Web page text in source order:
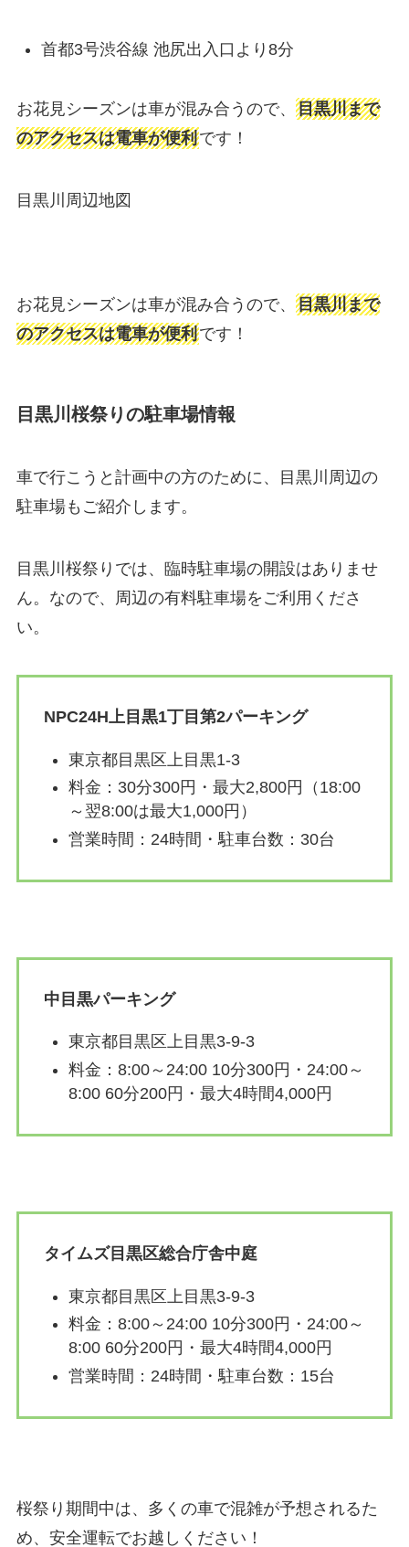
首都3号渋谷線 池尻出入口より8分
お花見シーズンは車が混み合うので、 目黒川まで
のアクセスは電車が便利です！
目黒川周辺地図
お花見シーズンは車が混み合うので、 目黒川まで
のアクセスは電車が便利です！
目黒川桜祭りの駐車場情報
車で行こうと計画中の方のために、目黒川周辺の
駐車場もご紹介します。
目黒川桜祭りでは、臨時駐車場の開設はありませ
ん。なので、周辺の有料駐車場をご利用くださ
い。
NPC24H上目黒1丁目第2パーキング
東京都目黒区上目黒1-3
料金：30分300円・最大2,800円（18:00
～翌8:00は最大1,000円）
営業時間：24時間・駐車台数：30台
中目黒パーキング
東京都目黒区上目黒3-9-3
料金：8:00～24:00 10分300円・24:00～
8:00 60分200円・最大4時間4,000円
タイムズ目黒区総合庁舎中庭
東京都目黒区上目黒3-9-3
料金：8:00～24:00 10分300円・24:00～
8:00 60分200円・最大4時間4,000円
営業時間：24時間・駐車台数：15台
桜祭り期間中は、多くの車で混雑が予想されるた
め、安全運転でお越しください！